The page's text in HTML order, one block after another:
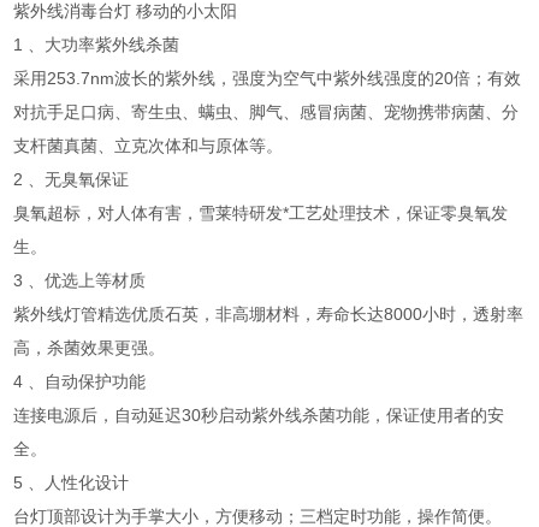
紫外线消毒台灯 移动的小太阳
1 、大功率紫外线杀菌
采用253.7nm波长的紫外线，强度为空气中紫外线强度的20倍；有效
对抗手足口病、寄生虫、螨虫、脚气、感冒病菌、宠物携带病菌、分
支杆菌真菌、立克次体和与原体等。
2 、无臭氧保证
臭氧超标，对人体有害，雪莱特研发*工艺处理技术，保证零臭氧发
生。
3 、优选上等材质
紫外线灯管精选优质石英，非高堋材料，寿命长达8000小时，透射率
高，杀菌效果更强。
4 、自动保护功能
连接电源后，自动延迟30秒启动紫外线杀菌功能，保证使用者的安
全。
5 、人性化设计
台灯顶部设计为手掌大小，方便移动；三档定时功能，操作简便。